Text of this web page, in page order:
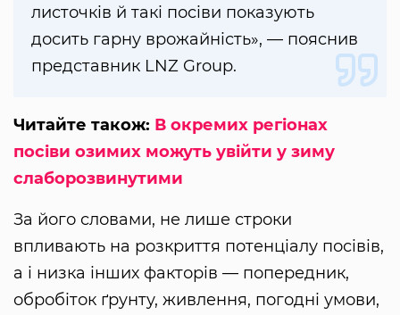
листочків й такі посіви показують
досить гарну врожайність», — пояснив
представник LNZ Group.
Читайте також: В окремих регіонах
посіви озимих можуть увійти у зиму
слаборозвинутими
За його словами, не лише строки
впливають на розкриття потенціалу посівів,
а і низка інших факторів — попередник,
обробіток ґрунту, живлення, погодні умови,